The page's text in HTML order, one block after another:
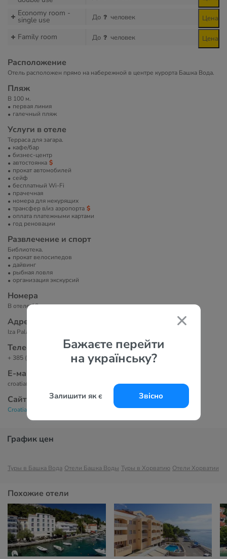
Бажаєте перейти
на українську?
Залишити як є Звісно
Economy room -
single use До человек Цена
Family room До человек Цена
Расположение
Отель расположен прямо на набережной в центре курорта Башка Вода.
Пляж
В 100 м.
первая линия
галечный пляж
Услуги в отеле
Терраса для загара.
кафе/бар
бизнес-центр
автостоянка
прокат автомобилей
сейф
бесплатный Wi-Fi
прачечная
номера для некурящих
трансфер в/из аэропорта
оплата платежными картами
год реновации
Развлечение и спорт
Библиотека.
прокат велосипедов
дайвинг
рыбная ловля
организация экскурсий
Номера
В отеле 18 номеров.
Адрес
Iza Palaca 1, 21320, Baska Voda
Телефоны
+ 385 (0)21 695 900
Е-маil
croatia@orvas.hr
Сайт
Croatia Hotel 4*
График цен
Туры в Башка Вода Отели Башка Воды Туры в Хорватию Отели Хорватии
Похожие отели